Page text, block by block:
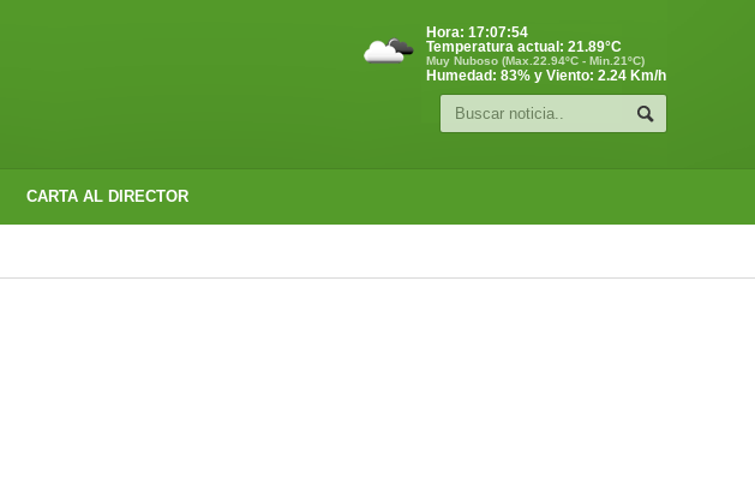
Hora: 17:07:55
Temperatura actual: 21.89°C
Muy Nuboso (Max.22.94ºC - Min.21ºC)
Humedad: 83% y Viento: 2.24 Km/h
CARTA AL DIRECTOR